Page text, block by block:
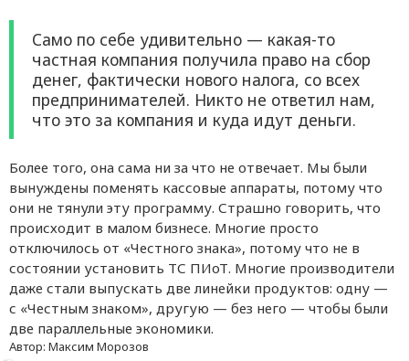
Само по себе удивительно — какая-то
частная компания получила право на сбор
денег, фактически нового налога, со всех
предпринимателей. Никто не ответил нам,
что это за компания и куда идут деньги.
Более того, она сама ни за что не отвечает. Мы были
вынуждены поменять кассовые аппараты, потому что
они не тянули эту программу. Страшно говорить, что
происходит в малом бизнесе. Многие просто
отключилось от «Честного знака», потому что не в
состоянии установить ТС ПИоТ. Многие производители
даже стали выпускать две линейки продуктов: одну —
с «Честным знаком», другую — без него — чтобы были
две параллельные экономики.
Автор: Максим Морозов